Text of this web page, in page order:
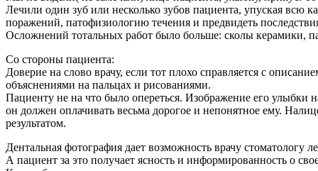
Лечили один зуб или несколько зубов пациента, упуская всю
поражений, патофизиологию течения и предвидеть
Осложнений тотальных работ было больше: сколы керамики,
Со стороны пациента:
Доверие на слово врачу, если тот плохо справляется с
объяснениями на пальцах и рисованиями.
Пациенту не на что было опереться. Изображение его улыбки
он должен оплачивать весьма дорогое и непонятное ему.
результатом.
Дентальная фотография дает возможность врачу стоматологу
А пациент за это получает ясность и информированность о